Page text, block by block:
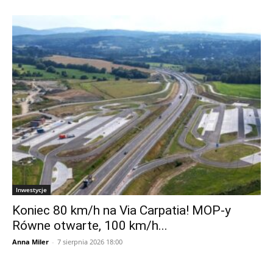
Inwestycje
Koniec 80 km/h na Via Carpatia! MOP-y
Równe otwarte, 100 km/h...
Anna Miler - 7 sierpnia 2026 18:00